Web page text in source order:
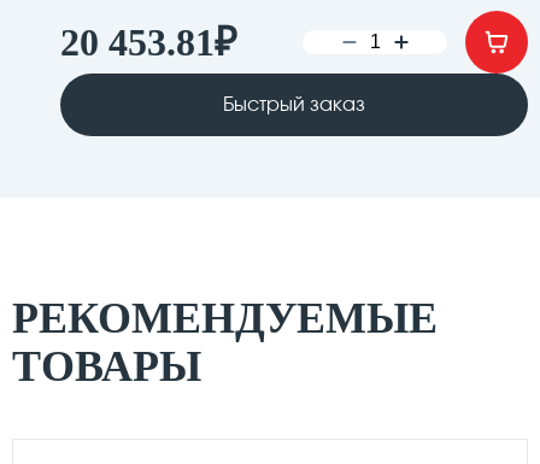
20 453.81₽
Быстрый заказ
РЕКОМЕНДУЕМЫЕ
ТОВАРЫ